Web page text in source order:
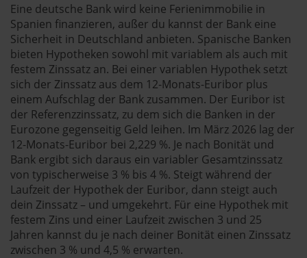
Eine deutsche Bank wird keine Ferienimmobilie in
Spanien finanzieren, außer du kannst der Bank eine
Sicherheit in Deutschland anbieten. Spanische Banken
bieten Hypotheken sowohl mit variablem als auch mit
festem Zinssatz an. Bei einer variablen Hypothek setzt
sich der Zinssatz aus dem 12-Monats-Euribor plus
einem Aufschlag der Bank zusammen. Der Euribor ist
der Referenzzinssatz, zu dem sich die Banken in der
Eurozone gegenseitig Geld leihen. Im März 2026 lag der
12-Monats-Euribor bei 2,229 %. Je nach Bonität und
Bank ergibt sich daraus ein variabler Gesamtzinssatz
von typischerweise 3 % bis 4 %. Steigt während der
Laufzeit der Hypothek der Euribor, dann steigt auch
dein Zinssatz – und umgekehrt. Für eine Hypothek mit
festem Zins und einer Laufzeit zwischen 3 und 25
Jahren kannst du je nach deiner Bonität einen Zinssatz
zwischen 3 % und 4,5 % erwarten.